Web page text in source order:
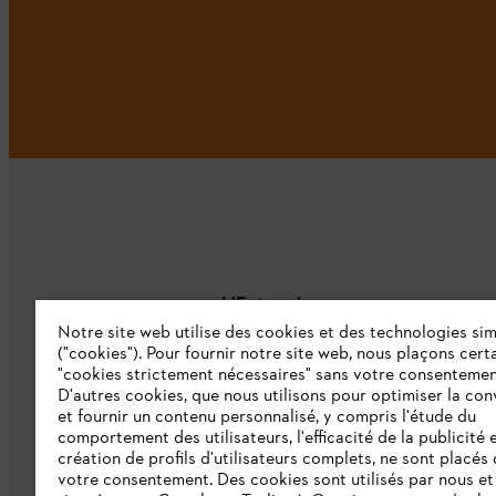
L'Entreprise
À propos de nous
Catalogue
Informations aux fournisseurs
Système d'alerte STIHL
Notre site web utilise des cookies et des technologies
("cookies"). Pour fournir notre site web, nous plaçons
"cookies strictement nécessaires" sans votre
D'autres cookies, que nous utilisons pour optimiser la
et fournir un contenu personnalisé, y compris l'étude du
comportement des utilisateurs, l'efficacité de la publicité
création de profils d'utilisateurs complets, ne sont placés
votre consentement. Des cookies sont utilisés par nous